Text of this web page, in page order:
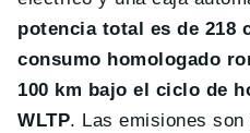
potencia total es de 218
consumo homologado
100 km bajo el ciclo de
WLTP. Las emisiones son